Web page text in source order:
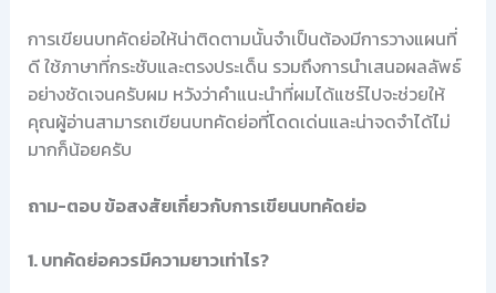
การเขียนบทคัดย่อให้น่าติดตามนั้นจำเป็นต้องมีการวางแผนที่
ดี ใช้ภาษาที่กระชับและตรงประเด็น รวมถึงการนำเสนอผลลัพธ์
อย่างชัดเจนครับผม หวังว่าคำแนะนำที่ผมได้แชร์ไปจะช่วยให้
คุณผู้อ่านสามารถเขียนบทคัดย่อที่โดดเด่นและน่าจดจำได้ไม่
มากก็น้อยครับ
ถาม-ตอบ ข้อสงสัยเกี่ยวกับการเขียนบทคัดย่อ
1. บทคัดย่อควรมีความยาวเท่าไร?